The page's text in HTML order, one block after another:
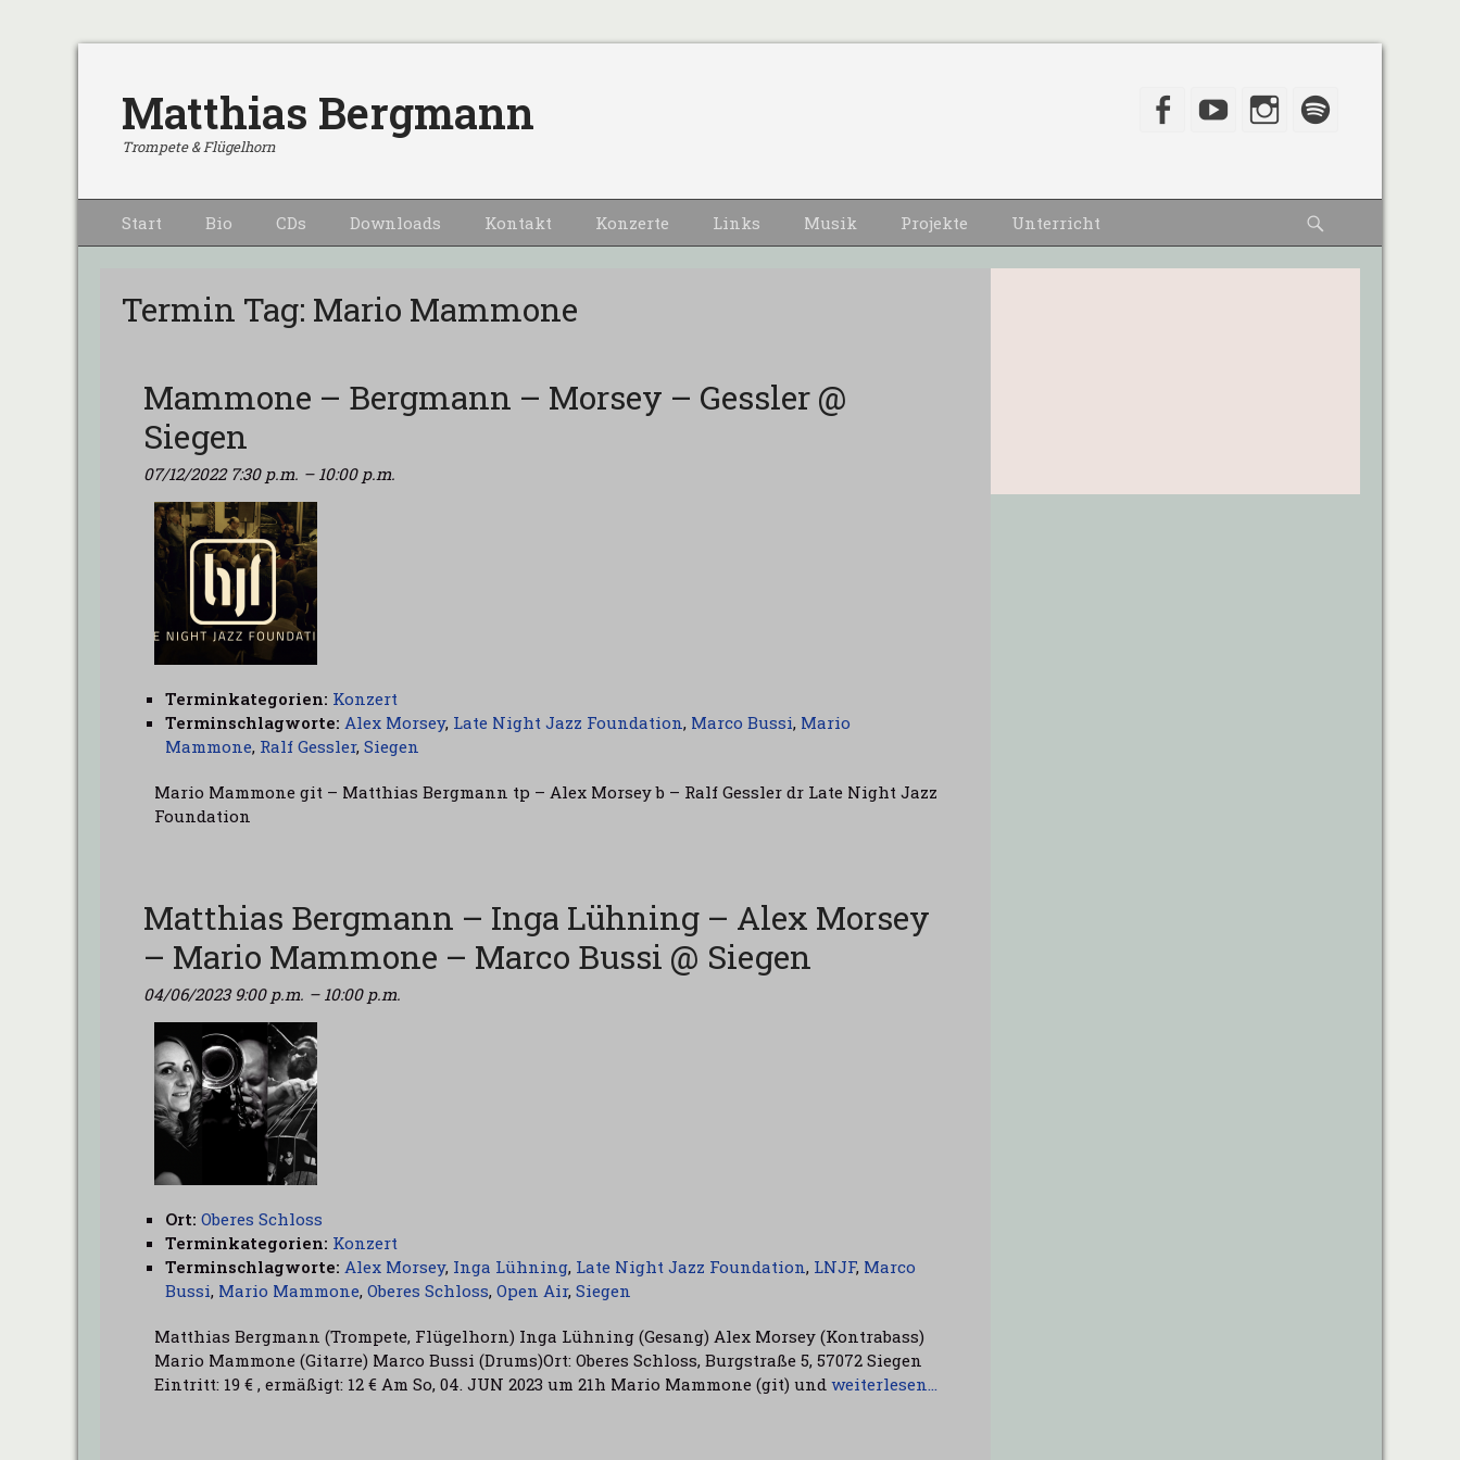
Matthias Bergmann
Trompete & Flügelhorn
Facebook
YouTubeInstagram
Primärmenu
zum
Start Bio CDs Downloads Kontakt Konzerte Links Musik Projekte Unterricht
Termin Tag: Mario Mammone
Mammone – Bergmann – Morsey – Gessler @
Siegen
07/12/2022 7:30 p.m. – 10:00 p.m.
Terminkategorien: Konzert
Terminschlagworte: Alex Morsey, Late Night Jazz Foundation, Marco Bussi, Mario
Mammone, Ralf Gessler, Siegen
Mario Mammone git – Matthias Bergmann tp – Alex Morsey b – Ralf Gessler dr Late Night Jazz
Foundation
Matthias Bergmann – Inga Lühning – Alex Morsey
– Mario Mammone – Marco Bussi @ Siegen
04/06/2023 9:00 p.m. – 10:00 p.m.
Ort: Oberes Schloss
Terminkategorien: Konzert
Terminschlagworte: Alex Morsey, Inga Lühning, Late Night Jazz Foundation, LNJF, Marco
Bussi, Mario Mammone, Oberes Schloss, Open Air, Siegen
Matthias Bergmann (Trompete, Flügelhorn) Inga Lühning (Gesang) Alex Morsey (Kontrabass)
Mario Mammone (Gitarre) Marco Bussi (Drums)Ort: Oberes Schloss, Burgstraße 5, 57072 Siegen
Eintritt: 19 € , ermäßigt: 12 € Am So, 04. JUN 2023 um 21h Mario Mammone (git) und weiterlesen…